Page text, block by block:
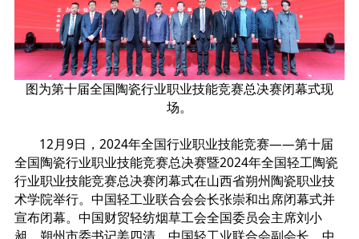
图为第十届全国陶瓷行业职业技能竞赛总决赛闭幕式现
场。
12月9日，2024年全国行业职业技能竞赛——第十届
全国陶瓷行业职业技能竞赛总决赛暨2024年全国轻工陶瓷
行业职业技能竞赛总决赛闭幕式在山西省朔州陶瓷职业技
术学院举行。中国轻工业联合会会长张崇和出席闭幕式并
宣布闭幕。中国财贸轻纺烟草工会全国委员会主席刘小